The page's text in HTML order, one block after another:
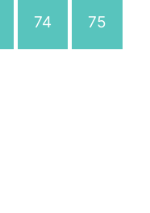
74 75